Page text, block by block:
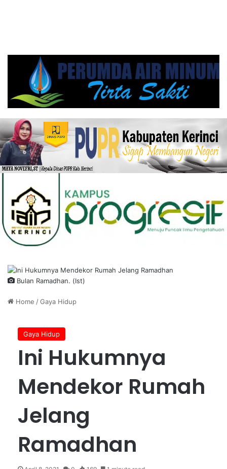
Bulan Ramadhan. (Ist)
Home /Gaya Hidup
Gaya Hidup
Ini Hukumnya
Mendekor Rumah
Jelang
Ramadhan